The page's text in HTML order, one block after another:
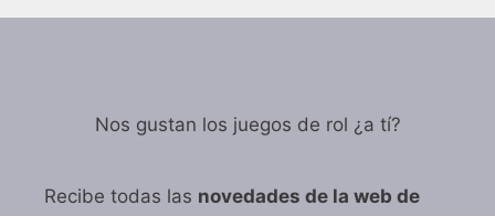
Nos gustan los juegos de rol ¿a tí?
Recibe todas las novedades de la web de